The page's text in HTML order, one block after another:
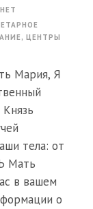
, ЦЕНТРЫ
Мария, Я
тела: от
Мать
в вашем
о